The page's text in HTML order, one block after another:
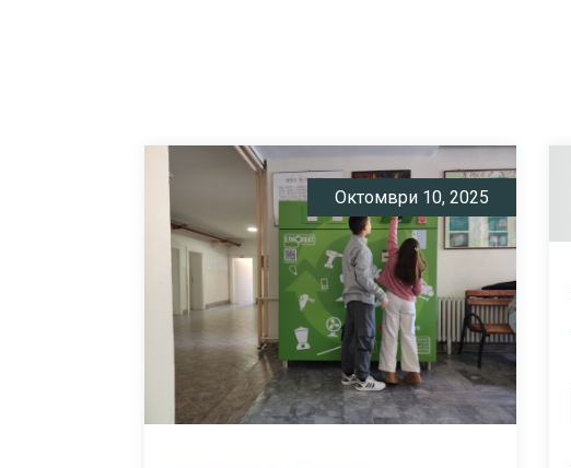
Октомври 10, 2025